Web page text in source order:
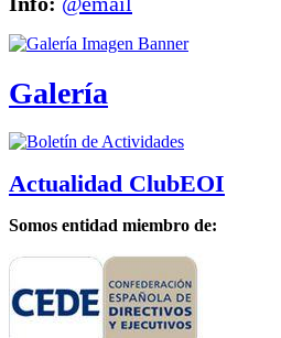
Galería
Actualidad ClubEOI
Somos entidad miembro de: